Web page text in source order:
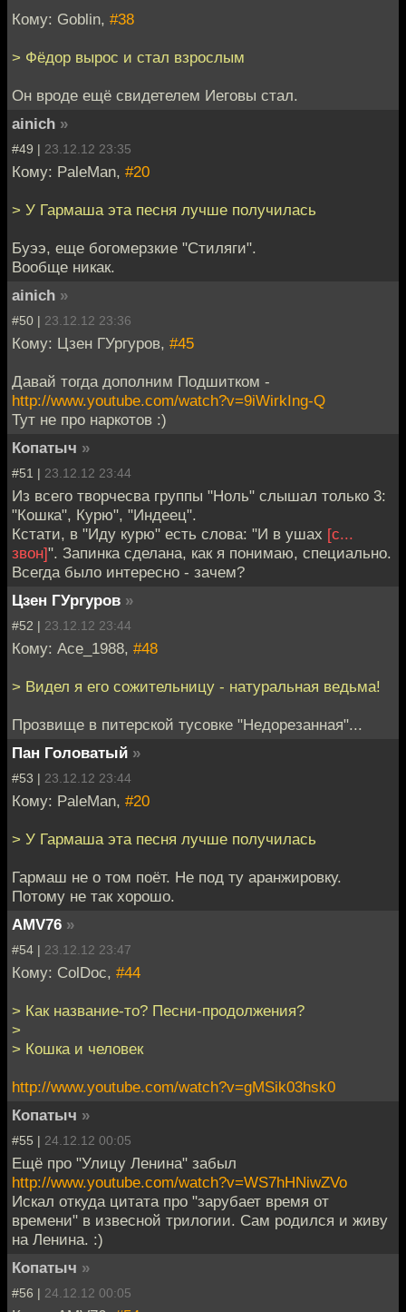
Кому: Goblin, #38
> Фёдор вырос и стал взрослым
Он вроде ещё свидетелем Иеговы стал.
ainich »
#49 | 23.12.12 23:35
Кому: PaleMan, #20
> У Гармаша эта песня лучше получилась
Буээ, еще богомерзкие "Стиляги".
Вообще никак.
ainich »
#50 | 23.12.12 23:36
Кому: Цзен ГУргуров, #45
Давай тогда дополним Подшитком -
http://www.youtube.com/watch?v=9iWirkIng-Q
Тут не про наркотов :)
Копатыч »
#51 | 23.12.12 23:44
Из всего творчесва группы "Ноль" слышал только 3:
"Кошка", Курю", "Индеец".
Кстати, в "Иду курю" есть слова: "И в ушах [с...
звон]". Запинка сделана, как я понимаю, специально.
Всегда было интересно - зачем?
Цзен ГУргуров »
#52 | 23.12.12 23:44
Кому: Ace_1988, #48
> Видел я его сожительницу - натуральная ведьма!
Прозвище в питерской тусовке "Недорезанная"...
Пан Головатый »
#53 | 23.12.12 23:44
Кому: PaleMan, #20
> У Гармаша эта песня лучше получилась
Гармаш не о том поёт. Не под ту аранжировку.
Потому не так хорошо.
AMV76 »
#54 | 23.12.12 23:47
Кому: ColDoc, #44
> Как название-то? Песни-продолжения?
>
> Кошка и человек
http://www.youtube.com/watch?v=gMSik03hsk0
Копатыч »
#55 | 24.12.12 00:05
Ещё про "Улицу Ленина" забыл
http://www.youtube.com/watch?v=WS7hHNiwZVo
Искал откуда цитата про "зарубает время от
времени" в извесной трилогии. Сам родился и живу
на Ленина. :)
Копатыч »
#56 | 24.12.12 00:05